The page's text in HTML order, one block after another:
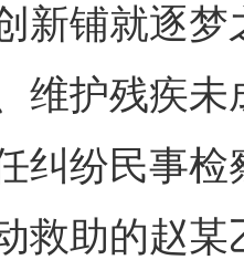
新铺就逐
维护残疾
纠纷民事
救助的赵